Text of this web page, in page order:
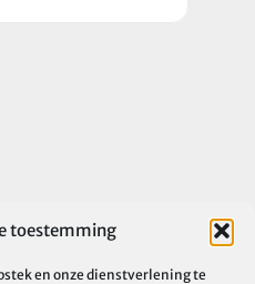
toestemming
en onze dienstverlening te